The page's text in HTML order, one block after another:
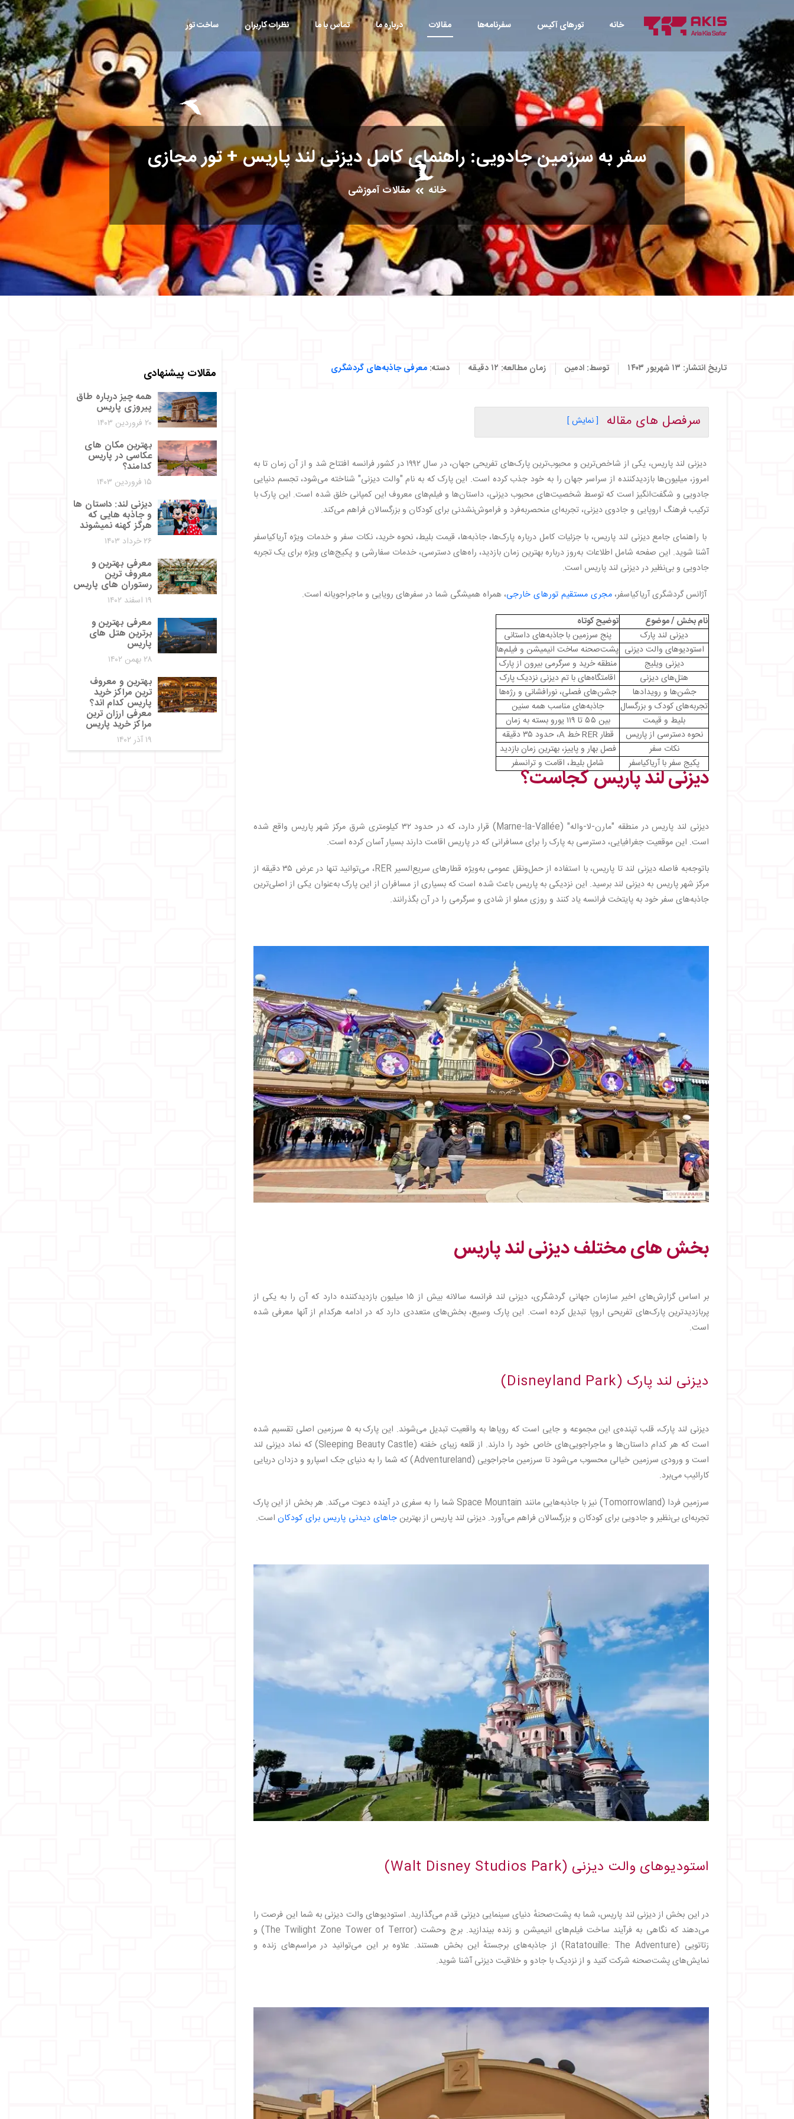
خانه تورهای آکیس سفرنامه‌ها مقالات درباره ما تماس با ما نظرات کاربران ساخت تور
سفر به سرزمین جادویی: راهنمای کامل دیزنی لند پاریس + تور مجازی
خانه مقالات آموزشی
مقالات پیشنهادی
همه چیز درباره طاق
پیروزی پاریس
۲۰ فروردین ۱۴۰۳
بهترین مکان های
عکاسی در پاریس
کدامند؟
۱۵ فروردین ۱۴۰۳
دیزنی لند: داستان‌ ها
و جاذبه‌ هایی که
هرگز کهنه نمیشوند
۲۶ خرداد ۱۴۰۳
معرفی بهترین و
معروف ترین
رستوران های پاریس
۱۹ اسفند ۱۴۰۲
معرفی بهترین و
برترین هتل های
پاریس
۲۸ بهمن ۱۴۰۲
بهترین و معروف
ترین مراکز خرید
پاریس کدام اند؟
معرفی ارزان ترین
مراکز خرید پاریس
۱۹ آذر ۱۴۰۲
تاریخ انتشار: ۱۳ شهریور ۱۴۰۳ توسط: ادمین زمان مطالعه: ۱۲ دقیقه دسته: معرفی جاذبه‌های گردشگری
سرفصل های مقاله
[ نمایش ]
・دیزنی لند پاریس کجاست؟
بخش‌ های مختلف دیزنی لند پاریس
・
دیزنی لند پارک (Disneyland Park)
・استودیوهای والت دیزنی (Walt Disney Studios Park)
・ منطقه خرید و تفریحی دیزنی ویلیج (Disney Village)
・هتل‌ های دیزنی لند
・
تجربه‌ های ویژه در دیزنی لند پاریس
・
جشن‌ ها و رویدادهای ویژه
・تجربه‌ های ویژه برای کودکان و بزرگسالان
・قیمت بلیط دیزنی لند و نحوه خرید
・راهنمای خرید بلیط
نکات سفر و توصیه‌ های کاربردی
・بهترین زمان بازدید از دیزنی لند پاریس
・نحوه دسترسی به دیزنی لند از پاریس
・نکات اقامتی
پکیج‌ های ویژه سفر به دیزنی لند پاریس
خاطره‌ ای جادویی که هرگز فراموش نخواهید کرد
دیزنی لند پاریس، یکی از شاخص‌ترین و محبوب‌ترین پارک‌های تفریحی جهان، در سال ۱۹۹۲ در کشور فرانسه افتتاح شد و از آن زمان تا به
امروز، میلیون‌ها بازدیدکننده از سراسر جهان را به خود جذب کرده است. این پارک که به نام "والت دیزنی" شناخته می‌شود، تجسم دنیایی
جادویی و شگفت‌انگیز است که توسط شخصیت‌های محبوب دیزنی، داستان‌ها و فیلم‌های معروف این کمپانی خلق شده است. این پارک با
ترکیب فرهنگ اروپایی و جادوی دیزنی، تجربه‌ای منحصربه‌فرد و فراموش‌نشدنی برای کودکان و بزرگسالان فراهم می‌کند.
با راهنمای جامع دیزنی لند پاریس، با جزئیات کامل درباره پارک‌ها، جاذبه‌ها، قیمت بلیط، نحوه خرید، نکات سفر و خدمات ویژه آریاکیاسفر
آشنا شوید. این صفحه شامل اطلاعات به‌روز درباره بهترین زمان بازدید، راه‌های دسترسی، خدمات سفارشی و پکیج‌های ویژه برای یک تجربه
جادویی و بی‌نظیر در دیزنی لند پاریس است.
آژانس گردشگری آریاکیاسفر، مجری مستقیم تورهای خارجی، همراه همیشگی شما در سفرهای رویایی و ماجراجویانه است.
نام بخش / موضوع
توضیح کوتاه
دیزنی لند پارک
پنج سرزمین با جاذبه‌های داستانی
استودیوهای والت دیزنی پشت‌صحنه ساخت انیمیشن و فیلم‌ها
دیزنی ویلیج
منطقه خرید و سرگرمی بیرون از پارک
هتل‌های دیزنی
اقامتگاه‌های با تم‌ دیزنی نزدیک پارک
جشن‌ها و رویدادها
جشن‌های فصلی، نورافشانی و رژه‌ها
تجربه‌های کودک و بزرگسال
جاذبه‌های مناسب همه سنین
بلیط و قیمت
بین ۵۵ تا ۱۱۹ یورو بسته به زمان
نحوه دسترسی از پاریس
قطار RER خط A، حدود ۳۵ دقیقه
نکات سفر
فصل بهار و پاییز، بهترین زمان بازدید
پکیج سفر با آریاکیاسفر
شامل بلیط، اقامت و ترانسفر
دیزنی لند پاریس کجاست؟
دیزنی لند پاریس در منطقه "مارن-لا-واله" (Marne-la-Vallée) قرار دارد، که در حدود ۳۲ کیلومتری شرق مرکز شهر پاریس واقع شده
است. این موقعیت جغرافیایی، دسترسی به پارک را برای مسافرانی که در پاریس اقامت دارند بسیار آسان کرده است.
باتوجه‌به فاصله دیزنی لند تا پاریس، با استفاده از حمل‌ونقل عمومی به‌ویژه قطارهای سریع‌السیر RER، می‌توانید تنها در عرض ۳۵ دقیقه از
مرکز شهر پاریس به دیزنی لند برسید. این نزدیکی به پاریس باعث شده است که بسیاری از مسافران از این پارک به‌عنوان یکی از اصلی‌ترین
جاذبه‌های سفر خود به پایتخت فرانسه یاد کنند و روزی مملو از شادی و سرگرمی را در آن بگذرانند.
بخش‌ های مختلف دیزنی لند پاریس
بر اساس گزارش‌های اخیر سازمان جهانی گردشگری، دیزنی لند فرانسه سالانه بیش از ۱۵ میلیون بازدیدکننده دارد که آن را به یکی از
پربازدیدترین پارک‌های تفریحی اروپا تبدیل کرده است. این پارک وسیع، بخش‌های متعددی دارد که در ادامه هرکدام از آنها معرفی شده
است.
دیزنی لند پارک (Disneyland Park)
دیزنی لند پارک، قلب تپنده‌ی این مجموعه و جایی است که رویاها به واقعیت تبدیل می‌شوند. این پارک به ۵ سرزمین اصلی تقسیم شده
است که هر کدام داستان‌ها و ماجراجویی‌های خاص خود را دارند. از قلعه زیبای خفته (Sleeping Beauty Castle) که نماد دیزنی لند
است و ورودی سرزمین خیالی محسوب می‌شود تا سرزمین ماجراجویی (Adventureland) که شما را به دنیای جک اسپارو و دزدان دریایی
کارائیب می‌برد.
سرزمین فردا (Tomorrowland) نیز با جاذبه‌هایی مانند Space Mountain شما را به سفری در آینده دعوت می‌کند. هر بخش از این پارک
تجربه‌ای بی‌نظیر و جادویی برای کودکان و بزرگسالان فراهم می‌آورد. دیزنی لند پاریس از بهترینجاهای دیدنی پاریس برای کودکان است.
استودیوهای والت دیزنی (Walt Disney Studios Park)
در این بخش از دیزنی لند پاریس، شما به پشت‌صحنهٔ دنیای سینمایی دیزنی قدم می‌گذارید. استودیوهای والت دیزنی به شما این فرصت را
می‌دهند که نگاهی به فرآیند ساخت فیلم‌های انیمیشن و زنده بیندازید. برج وحشت (The Twilight Zone Tower of Terror) و
رَتاتویی (Ratatouille: The Adventure) از جاذبه‌های برجستهٔ این بخش هستند. علاوه بر این می‌توانید در مراسم‌های زنده و
نمایش‌های پشت‌صحنه شرکت کنید و از نزدیک با جادو و خلاقیت دیزنی آشنا شوید.